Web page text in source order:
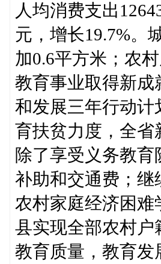
人均消费支出
元，增长19.7%。
加0.6平方米；农
教育事业取得新成
和发展三年行动
育扶贫力度，全省
除了享受义务教
补助和交通费；
农村家庭经济困难
县实现全部农村
教育质量，教育